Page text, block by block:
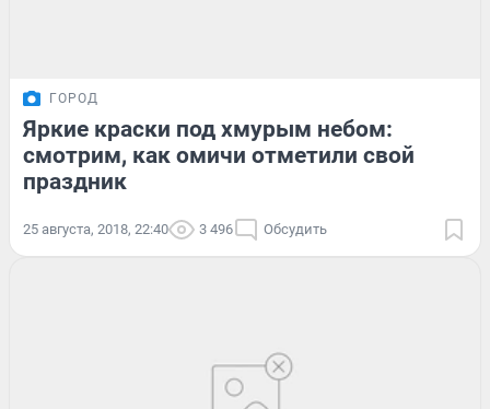
ГОРОД
Яркие краски под хмурым небом:
смотрим, как омичи отметили свой
праздник
25 августа, 2018, 22:40 3 496 Обсудить